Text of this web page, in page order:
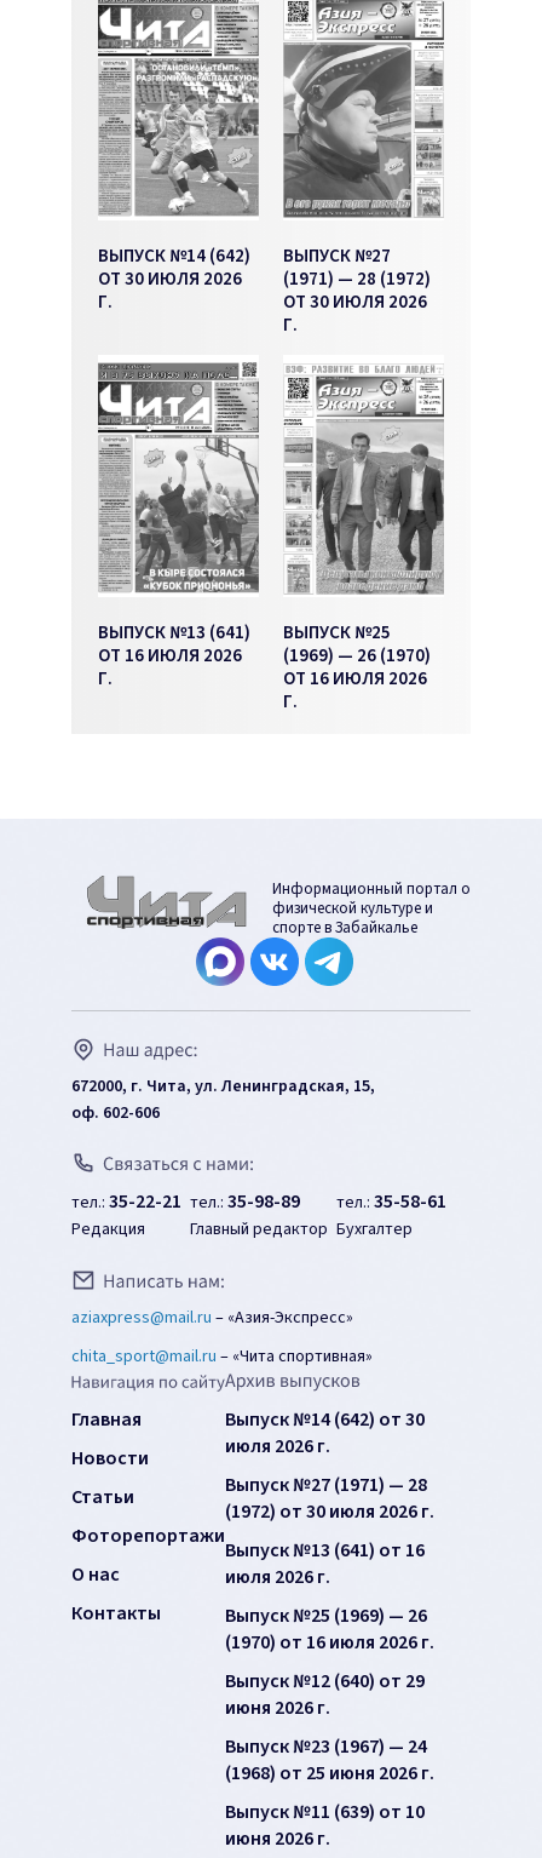
ВЫПУСК №14 (642)
ОТ 30 ИЮЛЯ 2026
Г.
ВЫПУСК №27
(1971) — 28 (1972)
ОТ 30 ИЮЛЯ 2026
Г.
ВЫПУСК №13 (641)
ОТ 16 ИЮЛЯ 2026
Г.
ВЫПУСК №25
(1969) — 26 (1970)
ОТ 16 ИЮЛЯ 2026
Г.
Информационный портал о
физической культуре и
спорте в Забайкалье
672000, г. Чита, ул. Ленинградская, 15,
оф. 602-606
тел.: 35-22-21
Редакция
тел.: 35-98-89
Главный редактор
тел.: 35-58-61
Бухгалтер
aziaxpress@mail.ru – «Азия-Экспресс»
chita_sport@mail.ru – «Чита спортивная»
Главная
Новости
Статьи
Фоторепортажи
О нас
Контакты
Выпуск №14 (642) от 30
июля 2026 г.
Выпуск №27 (1971) — 28
(1972) от 30 июля 2026 г.
Выпуск №13 (641) от 16
июля 2026 г.
Выпуск №25 (1969) — 26
(1970) от 16 июля 2026 г.
Выпуск №12 (640) от 29
июня 2026 г.
Выпуск №23 (1967) — 24
(1968) от 25 июня 2026 г.
Выпуск №11 (639) от 10
июня 2026 г.